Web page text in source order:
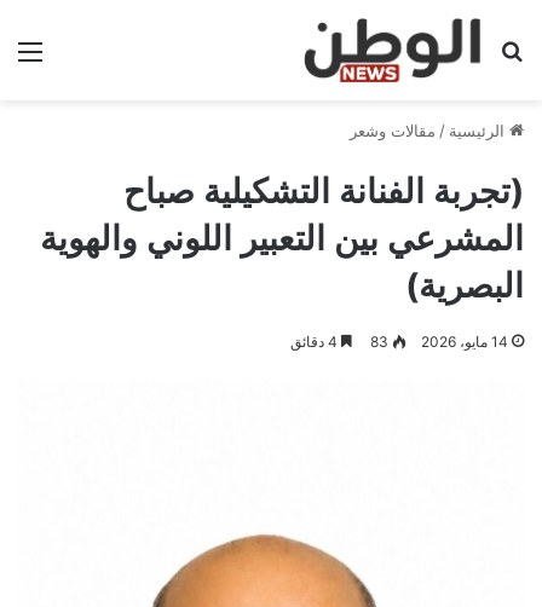
بحث عن
الرئيسية / مقالات وشعر
(تجربة الفنانة التشكيلية صباح
المشرعي بين التعبير اللوني والهوية
البصرية)
14 مايو، 2026 83